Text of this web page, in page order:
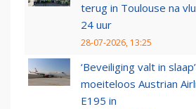
terug in Toulouse na
24 uur
28-07-2026, 13:25
‘Beveiliging valt in
moeiteloos Austrian
E195 in